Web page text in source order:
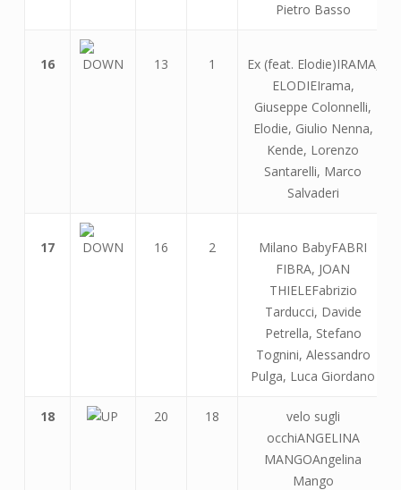
Pietro Basso
16 13 1
Ex (feat. Elodie)IRAMA,
ELODIEIrama,
Giuseppe Colonnelli,
Elodie, Giulio Nenna,
Kende, Lorenzo
Santarelli, Marco
Salvaderi
17 16 2
Milano BabyFABRI
FIBRA, JOAN
THIELEFabrizio
Tarducci, Davide
Petrella, Stefano
Tognini, Alessandro
Pulga, Luca Giordano
18 20 18
velo sugli
occhiANGELINA
MANGOAngelina
Mango